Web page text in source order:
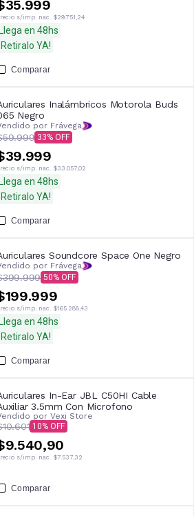
s/imp. nac. $29.751,24
Llega en 48hs
YA!
Comparar
Inalámbricos Motorola Buds
Negro
por Frávega
33
s/imp. nac. $33.057,02
Llega en 48hs
YA!
Comparar
Soundcore Space One Negro
por Frávega
50
s/imp. nac. $165.288,43
Llega en 48hs
YA!
Comparar
In-Ear JBL C50HI Cable
3.5mm Con Microfono
por Vexi Store
10
s/imp. nac. $7.537,32
Comparar